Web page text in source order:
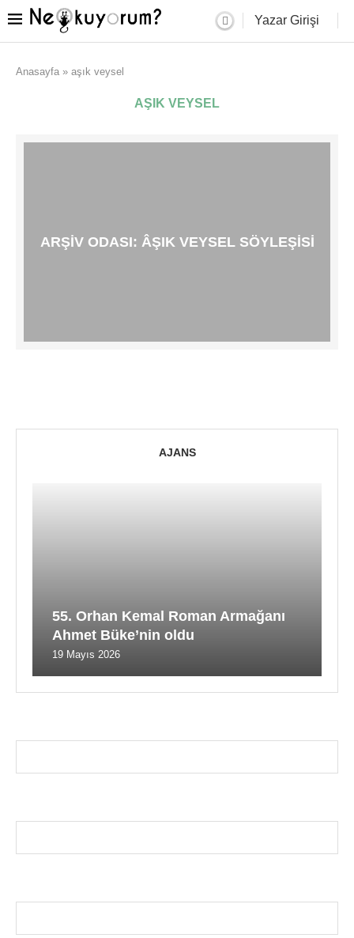
Yazar Girişi
Anasayfa » aşık veysel
AŞIK VEYSEL
ARŞIV ODASI: ÂŞIK VEYSEL SÖYLEŞISI
AJANS
55. Orhan Kemal Roman Armağanı
Ahmet Büke’nin oldu
19 Mayıs 2026